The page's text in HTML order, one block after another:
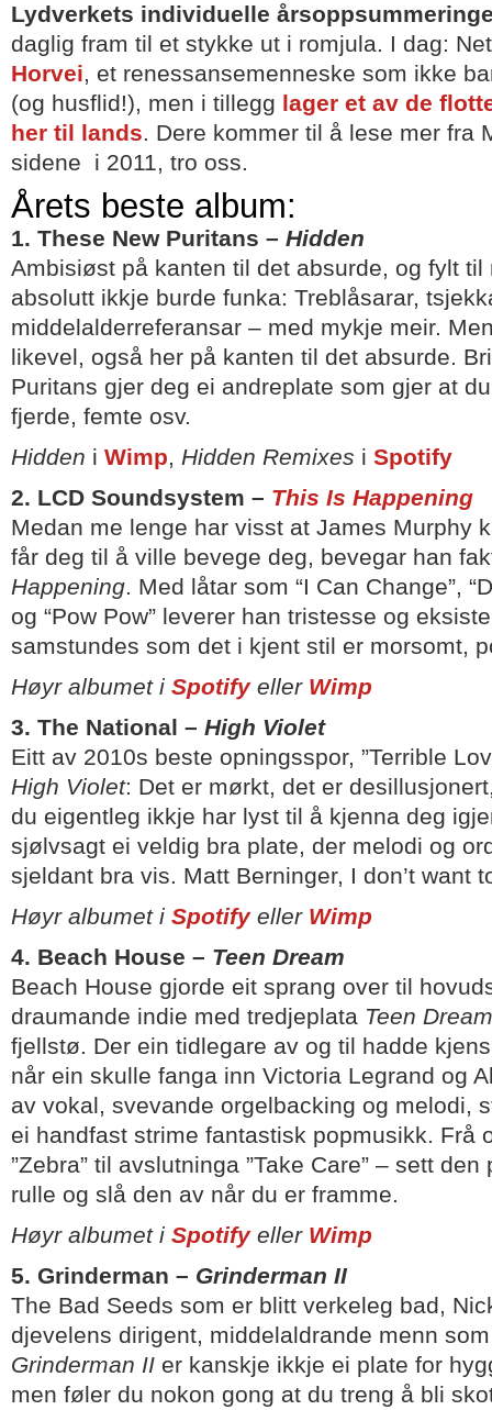
Lydverkets individuelle
daglig fram til et stykke ut i romjula. I dag:
Horvei, et renessansemenneske som ikke
(og husflid!), men i tillegg lager et av de
her til lands. Dere kommer til å lese mer fra
sidene i 2011, tro oss.
Årets beste album:
1. These New Puritans – Hidden
Ambisiøst på kanten til det absurde, og fylt til
absolutt ikkje burde funka: Treblåsarar,
middelalderreferansar – med mykje meir.
likevel, også her på kanten til det absurde.
Puritans gjer deg ei andreplate som gjer at
fjerde, femte osv.
Hidden i Wimp, Hidden Remixes i Spotify
2. LCD Soundsystem – This Is Happening
Medan me lenge har visst at James Murphy
får deg til å ville bevege deg, bevegar han
Happening. Med låtar som “I Can Change”,
og “Pow Pow” leverer han tristesse og
samstundes som det i kjent stil er morsomt,
Høyr albumet i Spotifyeller Wimp
3. The National – High Violet
Eitt av 2010s beste opningsspor, ”Terrible
High Violet: Det er mørkt, det er
du eigentleg ikkje har lyst til å kjenna deg
sjølvsagt ei veldig bra plate, der melodi og
sjeldant bra vis. Matt Berninger, I don’t want
Høyr albumet i Spotifyeller Wimp
4. Beach House – Teen Dream
Beach House gjorde eit sprang over til
draumande indie med tredjeplata Teen Dream
fjellstø. Der ein tidlegare av og til hadde
når ein skulle fanga inn Victoria Legrand og
av vokal, svevande orgelbacking og melodi,
ei handfast strime fantastisk popmusikk. Frå
”Zebra” til avslutninga ”Take Care” – sett
rulle og slå den av når du er framme.
Høyr albumet i Spotifyeller Wimp
5. Grinderman – Grinderman II
The Bad Seeds som er blitt verkeleg bad,
djevelens dirigent, middelaldrande menn
Grinderman II er kanskje ikkje ei plate for
men føler du nokon gong at du treng å bli